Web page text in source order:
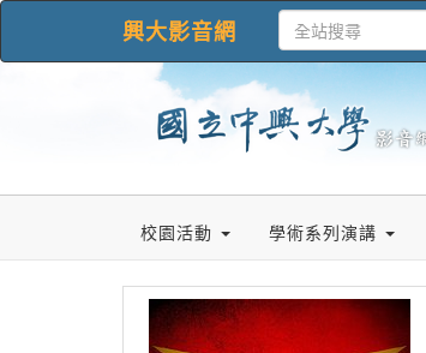
興大影音網
校園活動 學術系列演講